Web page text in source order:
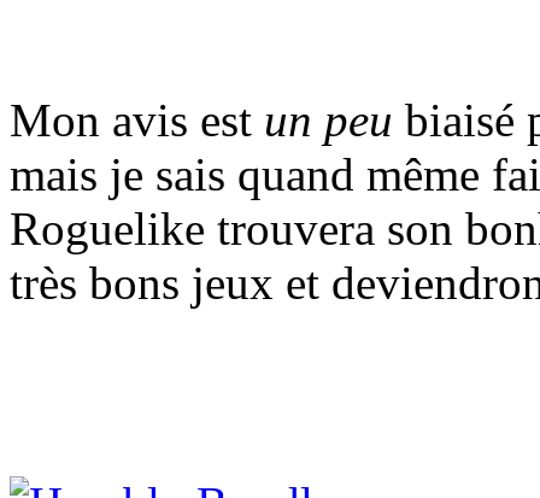
Mon avis est un peu biaisé
mais je sais quand même
Roguelike trouvera son
très bons jeux et